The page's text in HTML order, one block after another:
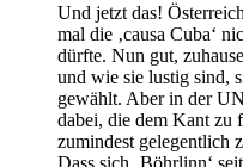
Und jetzt das!
mal die ‚causa Cuba‘
dürfte. Nun gut,
und wie sie lustig sind,
gewählt. Aber in der
dabei, die dem Kant zu
zumindest gelegentlich
Dass sich ‚Böhrlinn‘